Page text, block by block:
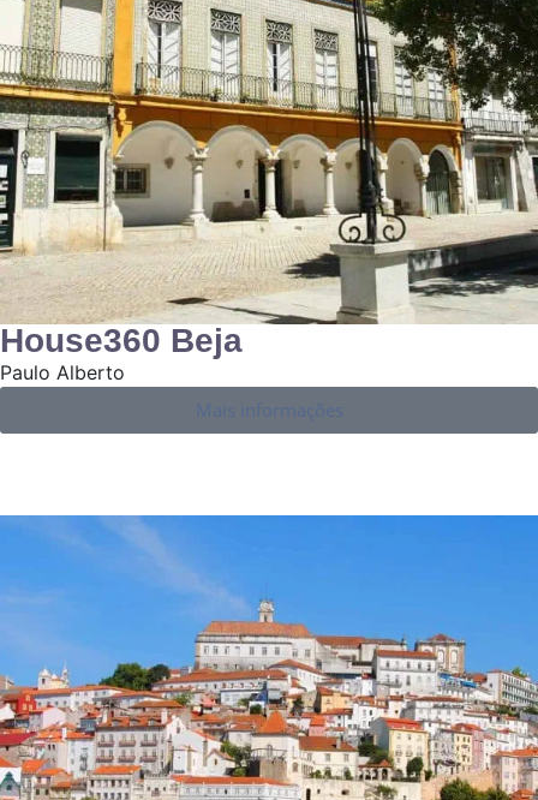
House360 Beja
Paulo Alberto